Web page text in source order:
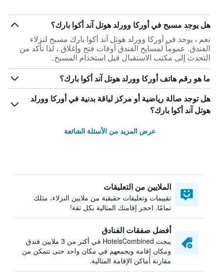
هل يوجد مسبح في أوركا وورلد هوتل آند أكوا بارك؟
نعم ، يوجد في أوركا وورلد هوتل آند أكوا بارك مسبح لنزلاء
الفندق. عموماً لمسابح الفندق أوقات فتح وإغلاق ، لذا تأكد من
التحدث إلى مكتب الاستقبال قبل استخدام المسبح.
ما هو رقم هاتف أوركا وورلد هوتل آند أكوا بارك؟
هل توجد صالة رياضية أو مركز لياقة بدنية في أوركا وورلد
هوتل آند أكوا بارك؟
عرض المزيد من الأسئلة الشائعة
الملايين من التعليقات
تقييمات وتعليقات حقيقية من ملايين النزلاء، مثلك
تمامًا. احجز إقامتك المثالية بكل ثقة!
أفضل صفقات الفنادق
يبحث HotelsCombined في أكثر من 3 ملايين فندق
ومكان إقامة ويجمعهم في مكان واحد حتى تتمكن من
مقارنة أماكن الإقامة المثالية.